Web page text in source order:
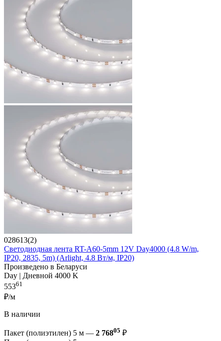
028613(2)
Светодиодная лента RT-A60-5mm 12V Day4000 (4.8 W/m,
IP20, 2835, 5m) (Arlight, 4.8 Вт/м, IP20)
Произведено в Беларуси
Day | Дневной 4000 K
55361
₽/м
В наличии
Пакет (полиэтилен) 5 м — 2 76805 ₽